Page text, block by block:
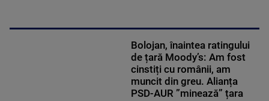
Bolojan, înaintea ratingului
de țară Moody’s: Am fost
cinstiți cu românii, am
muncit din greu. Alianța
PSD-AUR ”minează” țara